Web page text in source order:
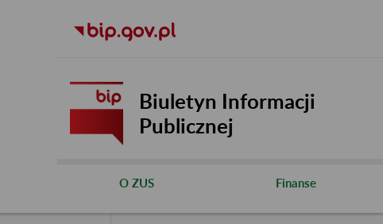
Biuletyn Informacji
Publicznej
O ZUS Finanse